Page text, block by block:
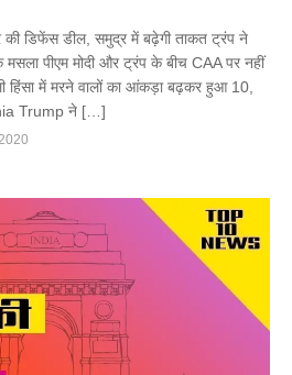
डिफेंस डील, समुद्र में बढ़ेगी ताकत ट्रंप ने
पीएम मोदी और ट्रंप के बीच CAA पर नहीं
हिंसा में मरने वालों का आंकड़ा बढ़कर हुआ 10,
Trump ने […]